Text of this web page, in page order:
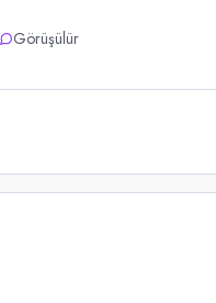
Görüşülür